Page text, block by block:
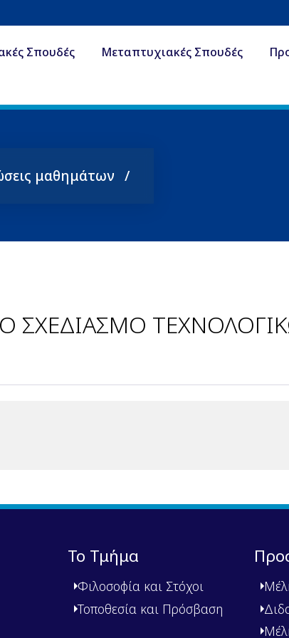
Σπουδές Μεταπτυχιακές Σπουδές
μαθημάτων
ΣΧΕΔΙΑΣΜΟ
Το Τμήμα
Φιλοσοφία και Στόχοι
Τοποθεσία και Πρόσβαση